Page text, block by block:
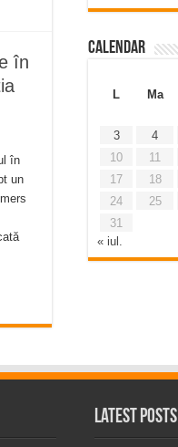
în
în
un
Calendar
L
Ma
3
4
10
11
17
18
24
25
31
« iul.
Latest Posts